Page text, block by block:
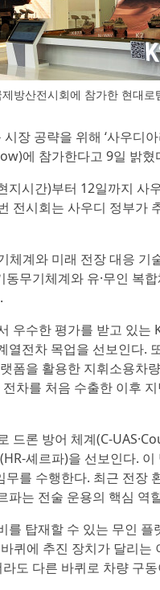
방산전시회에 참가한 현대로
장 공략을 위해 ‘사우디
에 참가한다고 9일 밝혔
지시간)부터 12일까지 사
전시회는 사우디 정부가
체계와 미래 전장 대응 기
무기체계와 유·무인 복
우수한 평가를 받고 있는
열전차 목업을 선보인다.
폼을 활용한 지휘소용차
차를 처음 수출한 이후
드론 방어 체계(C-
셰르파)을 선보인다.
를 수행한다. 최근 전장
파는 전술 운용의 핵심 역
를 탑재할 수 있는 무인
퀴에 추진 장치가 달리는
도 다른 바퀴로 차량 구